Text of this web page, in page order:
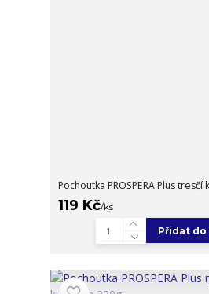
Pochoutka PROSPERA Plus tresčí
119 Kč/ks
Přidat do